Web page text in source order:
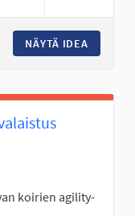
NÄYTÄ IDEA
koirien agility-